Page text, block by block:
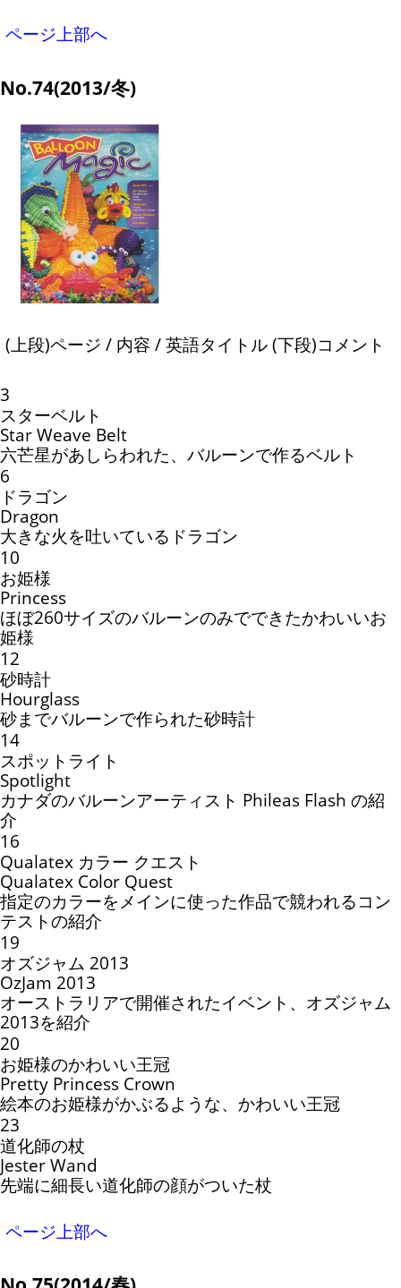
ページ上部へ
No.74(2013/冬)
(上段)ページ / 内容 / 英語タイトル (下段)コメント
3
スターベルト
Star Weave Belt
六芒星があしらわれた、バルーンで作るベルト
6
ドラゴン
Dragon
大きな火を吐いているドラゴン
10
お姫様
Princess
ほぼ260サイズのバルーンのみでできたかわいいお
姫様
12
砂時計
Hourglass
砂までバルーンで作られた砂時計
14
スポットライト
Spotlight
カナダのバルーンアーティスト Phileas Flash の紹
介
16
Qualatex カラー クエスト
Qualatex Color Quest
指定のカラーをメインに使った作品で競われるコン
テストの紹介
19
オズジャム 2013
OzJam 2013
オーストラリアで開催されたイベント、オズジャム
2013を紹介
20
お姫様のかわいい王冠
Pretty Princess Crown
絵本のお姫様がかぶるような、かわいい王冠
23
道化師の杖
Jester Wand
先端に細長い道化師の顔がついた杖
ページ上部へ